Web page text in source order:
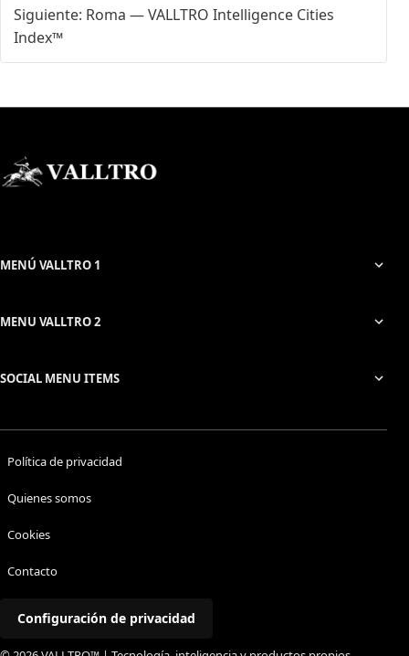
Siguiente: Roma — VALLTRO Intelligence Cities
Index™
MENÚ VALLTRO 1
MENU VALLTRO 2
SOCIAL MENU ITEMS
Política de privacidad
Quienes somos
Cookies
Contacto
Configuración de privacidad